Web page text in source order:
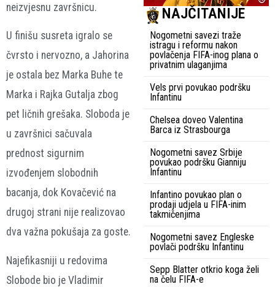
neizvjesnu završnicu.
U finišu susreta igralo se
čvrsto i nervozno, a Jahorina
je ostala bez Marka Buhe te
Marka i Rajka Gutalja zbog
pet ličnih grešaka. Sloboda je
u završnici sačuvala
prednost sigurnim
izvođenjem slobodnih
bacanja, dok Kovačević na
drugoj strani nije realizovao
dva važna pokušaja za goste.
Najefikasniji u redovima
Slobode bio je Vladimir
NAJČITANIJE
Nogometni savezi traže
istragu i reformu nakon
povlačenja FIFA-inog plana o
privatnim ulaganjima
Vels prvi povukao podršku
Infantinu
Chelsea doveo Valentina
Barca iz Strasbourga
Nogometni savez Srbije
povukao podršku Gianniju
Infantinu
Infantino povukao plan o
prodaji udjela u FIFA-inim
takmičenjima
Nogometni savez Engleske
povlači podršku Infantinu
Sepp Blatter otkrio koga želi
na čelu FIFA-e